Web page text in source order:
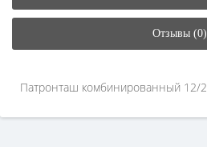
Отзывы (0)
Патронташ комбинированный 12/